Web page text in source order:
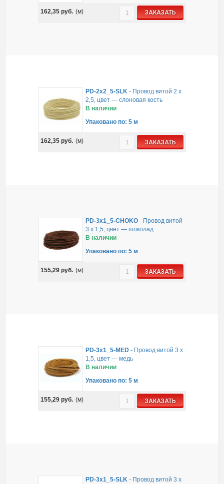
162,35 руб. (м) ЗАКАЗАТЬ
PD-2x2_5-SLK- Провод витой 2 х
2,5, цвет — слоновая кость
В наличии
Упаковано по: 5 м
162,35 руб. (м) ЗАКАЗАТЬ
PD-3x1_5-CHOKO- Провод витой
3 х 1,5, цвет — шоколад
В наличии
Упаковано по: 5 м
155,29 руб. (м) ЗАКАЗАТЬ
PD-3x1_5-MED- Провод витой 3 х
1,5, цвет — медь
В наличии
Упаковано по: 5 м
155,29 руб. (м) ЗАКАЗАТЬ
PD-3x1_5-SLK- Провод витой 3 х